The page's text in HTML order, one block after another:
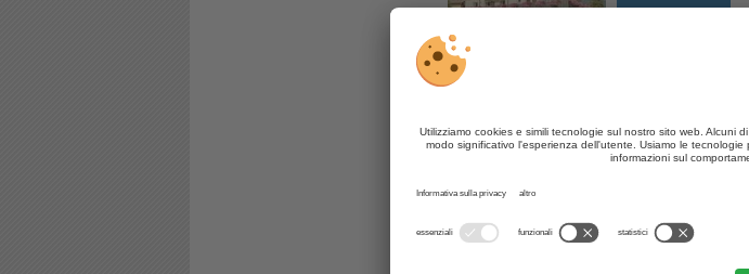
Valle Aurina / S.